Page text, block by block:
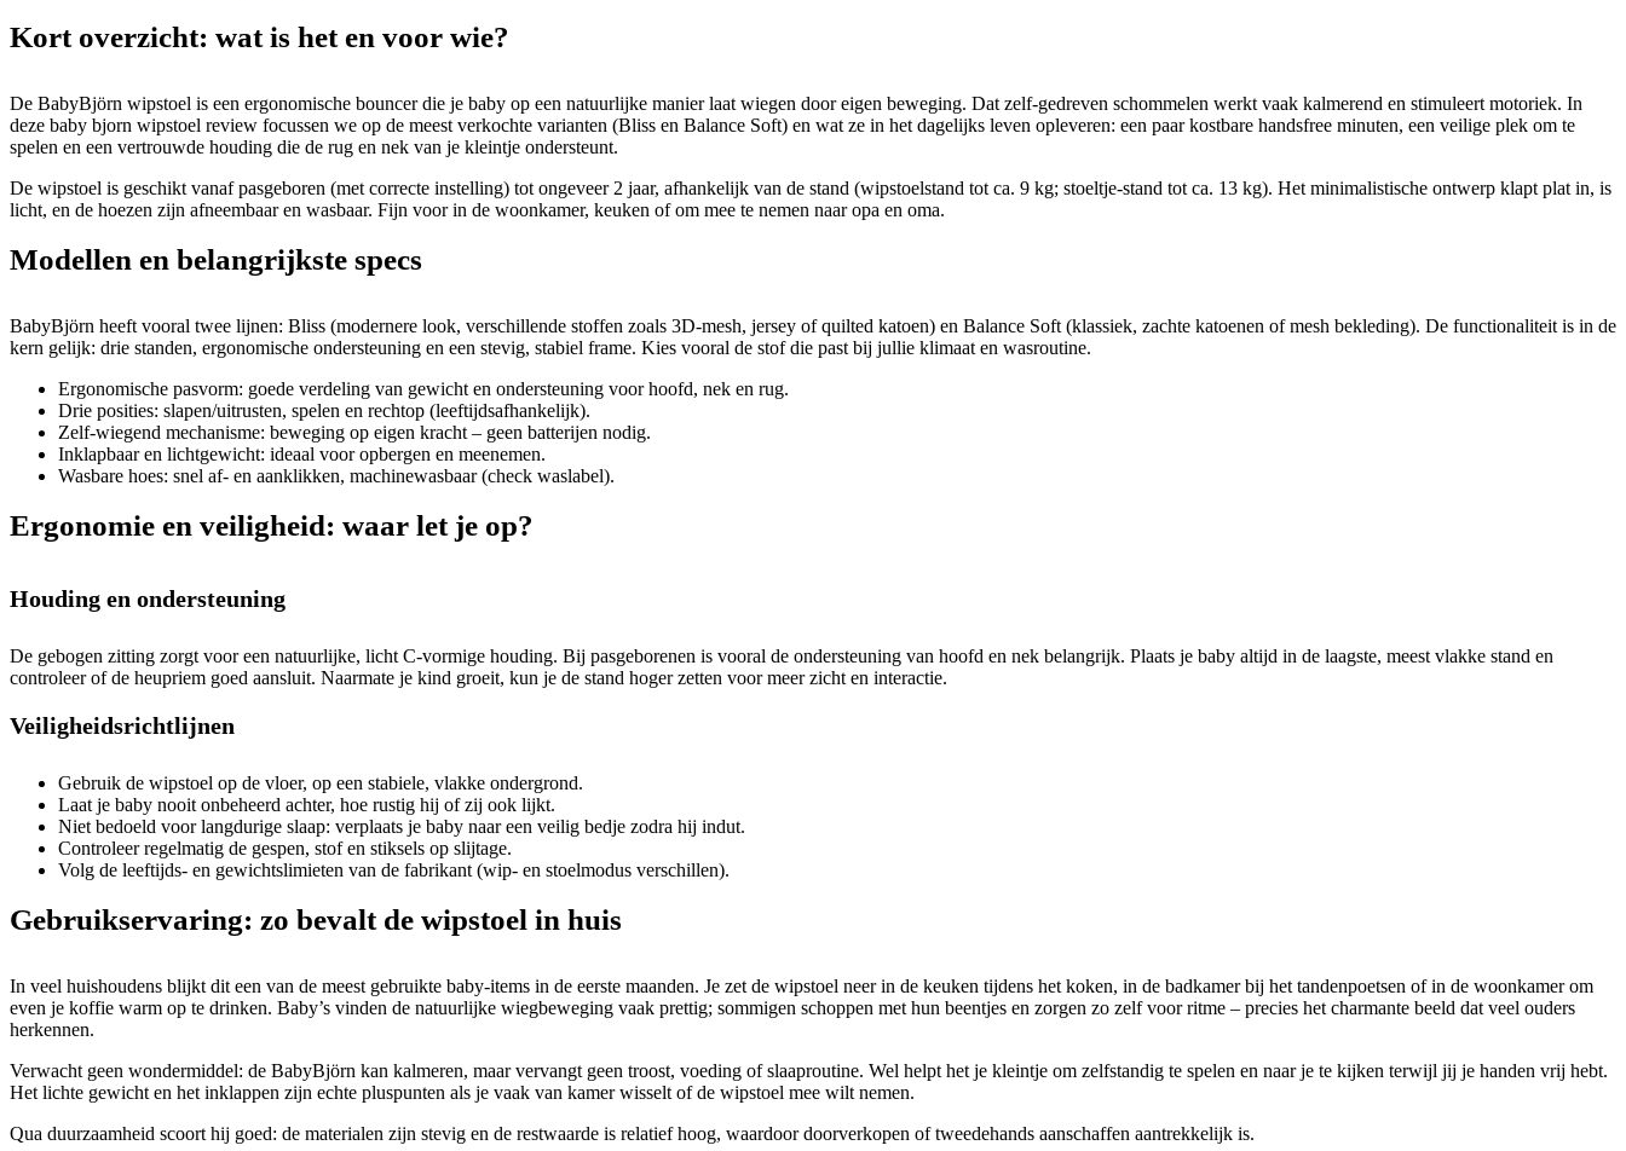
Kort overzicht: wat is het en voor wie?
De BabyBjörn wipstoel is een ergonomische bouncer die je baby op een natuurlijke manier laat wiegen door eigen beweging. Dat zelf-gedreven schommelen werkt vaak kalmerend en stimuleert motoriek. In
deze baby bjorn wipstoel review focussen we op de meest verkochte varianten (Bliss en Balance Soft) en wat ze in het dagelijks leven opleveren: een paar kostbare handsfree minuten, een veilige plek om te
spelen en een vertrouwde houding die de rug en nek van je kleintje ondersteunt.
De wipstoel is geschikt vanaf pasgeboren (met correcte instelling) tot ongeveer 2 jaar, afhankelijk van de stand (wipstoelstand tot ca. 9 kg; stoeltje-stand tot ca. 13 kg). Het minimalistische ontwerp klapt plat in, is
licht, en de hoezen zijn afneembaar en wasbaar. Fijn voor in de woonkamer, keuken of om mee te nemen naar opa en oma.
Modellen en belangrijkste specs
BabyBjörn heeft vooral twee lijnen: Bliss (modernere look, verschillende stoffen zoals 3D-mesh, jersey of quilted katoen) en Balance Soft (klassiek, zachte katoenen of mesh bekleding). De functionaliteit is in de
kern gelijk: drie standen, ergonomische ondersteuning en een stevig, stabiel frame. Kies vooral de stof die past bij jullie klimaat en wasroutine.
Ergonomische pasvorm: goede verdeling van gewicht en ondersteuning voor hoofd, nek en rug.
Drie posities: slapen/uitrusten, spelen en rechtop (leeftijdsafhankelijk).
Zelf-wiegend mechanisme: beweging op eigen kracht – geen batterijen nodig.
Inklapbaar en lichtgewicht: ideaal voor opbergen en meenemen.
Wasbare hoes: snel af- en aanklikken, machinewasbaar (check waslabel).
Ergonomie en veiligheid: waar let je op?
Houding en ondersteuning
De gebogen zitting zorgt voor een natuurlijke, licht C-vormige houding. Bij pasgeborenen is vooral de ondersteuning van hoofd en nek belangrijk. Plaats je baby altijd in de laagste, meest vlakke stand en
controleer of de heupriem goed aansluit. Naarmate je kind groeit, kun je de stand hoger zetten voor meer zicht en interactie.
Veiligheidsrichtlijnen
Gebruik de wipstoel op de vloer, op een stabiele, vlakke ondergrond.
Laat je baby nooit onbeheerd achter, hoe rustig hij of zij ook lijkt.
Niet bedoeld voor langdurige slaap: verplaats je baby naar een veilig bedje zodra hij indut.
Controleer regelmatig de gespen, stof en stiksels op slijtage.
Volg de leeftijds- en gewichtslimieten van de fabrikant (wip- en stoelmodus verschillen).
Gebruikservaring: zo bevalt de wipstoel in huis
In veel huishoudens blijkt dit een van de meest gebruikte baby-items in de eerste maanden. Je zet de wipstoel neer in de keuken tijdens het koken, in de badkamer bij het tandenpoetsen of in de woonkamer om
even je koffie warm op te drinken. Baby’s vinden de natuurlijke wiegbeweging vaak prettig; sommigen schoppen met hun beentjes en zorgen zo zelf voor ritme – precies het charmante beeld dat veel ouders
herkennen.
Verwacht geen wondermiddel: de BabyBjörn kan kalmeren, maar vervangt geen troost, voeding of slaaproutine. Wel helpt het je kleintje om zelfstandig te spelen en naar je te kijken terwijl jij je handen vrij hebt.
Het lichte gewicht en het inklappen zijn echte pluspunten als je vaak van kamer wisselt of de wipstoel mee wilt nemen.
Qua duurzaamheid scoort hij goed: de materialen zijn stevig en de restwaarde is relatief hoog, waardoor doorverkopen of tweedehands aanschaffen aantrekkelijk is.